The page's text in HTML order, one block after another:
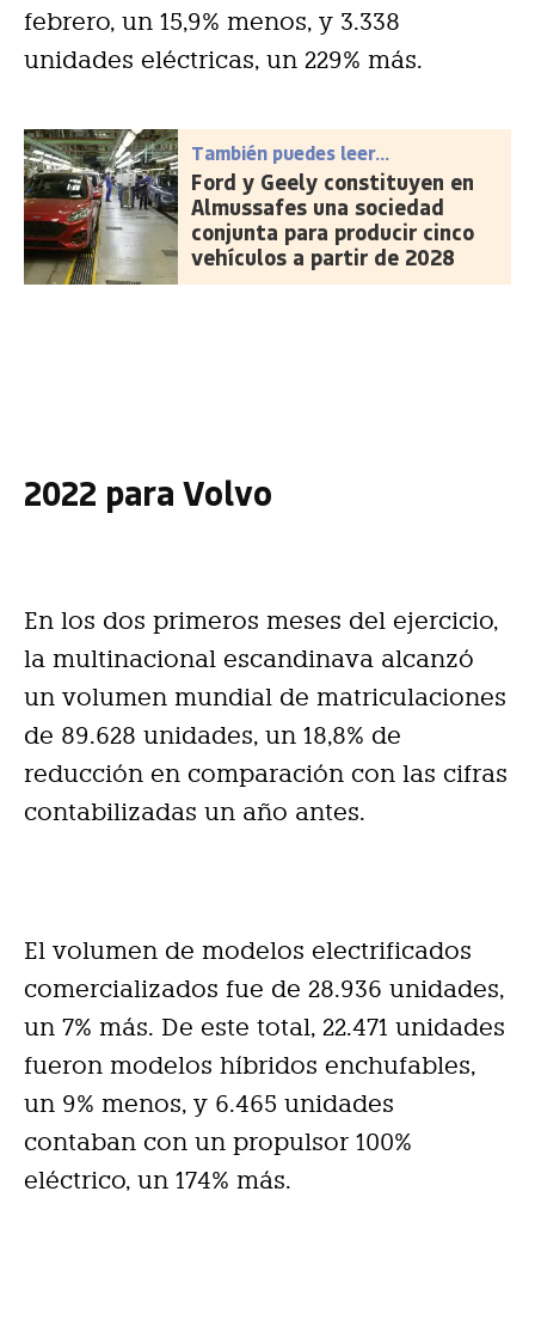
febrero, un 15,9% menos, y 3.338
unidades eléctricas, un 229% más.
También puedes leer...
Ford y Geely constituyen en
Almussafes una sociedad
conjunta para producir cinco
vehículos a partir de 2028
2022 para Volvo
En los dos primeros meses del ejercicio,
la multinacional escandinava alcanzó
un volumen mundial de matriculaciones
de 89.628 unidades, un 18,8% de
reducción en comparación con las cifras
contabilizadas un año antes.
El volumen de modelos electrificados
comercializados fue de 28.936 unidades,
un 7% más. De este total, 22.471 unidades
fueron modelos híbridos enchufables,
un 9% menos, y 6.465 unidades
contaban con un propulsor 100%
eléctrico, un 174% más.